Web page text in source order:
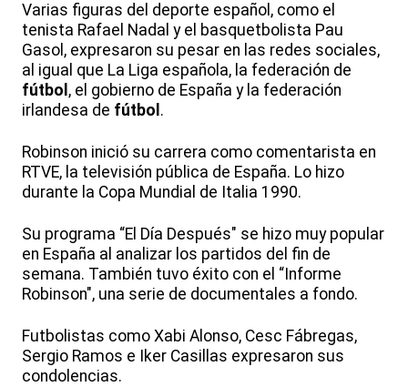
Varias figuras del deporte español, como el
tenista Rafael Nadal y el basquetbolista Pau
Gasol, expresaron su pesar en las redes sociales,
al igual que La Liga española, la federación de
fútbol , el gobierno de España y la federación
irlandesa de fútbol .
Robinson inició su carrera como comentarista en
RTVE, la televisión pública de España. Lo hizo
durante la Copa Mundial de Italia 1990.
Su programa “El Día Después" se hizo muy popular
en España al analizar los partidos del fin de
semana. También tuvo éxito con el “Informe
Robinson", una serie de documentales a fondo.
Futbolistas como Xabi Alonso, Cesc Fábregas,
Sergio Ramos e Iker Casillas expresaron sus
condolencias.